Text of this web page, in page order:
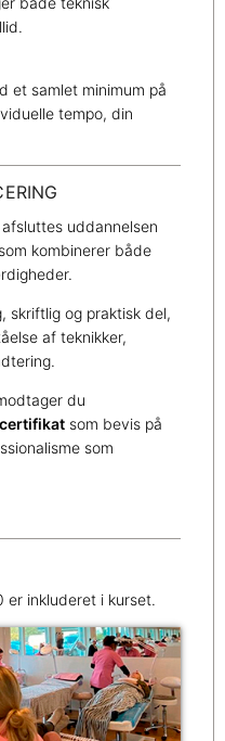
et samlet minimum på
tempo, din
uddannelsen
kombinerer både
skriftlig og praktisk del,
af teknikker,
du
som bevis på
som
inkluderet i kurset.